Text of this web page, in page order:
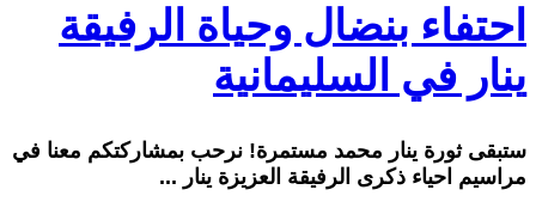
احتفاء بنضال وحياة الرفيقة
ينار في السليمانية
ستبقى ثورة ينار محمد مستمرة! نرحب بمشاركتكم معنا في
مراسيم احياء ذكرى الرفيقة العزيزة ينار ...